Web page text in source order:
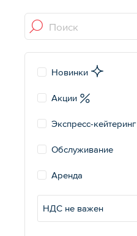
Новинки
Акции
Экспресс-кейтеринг
Обслуживание
Аренда
НДС не важен